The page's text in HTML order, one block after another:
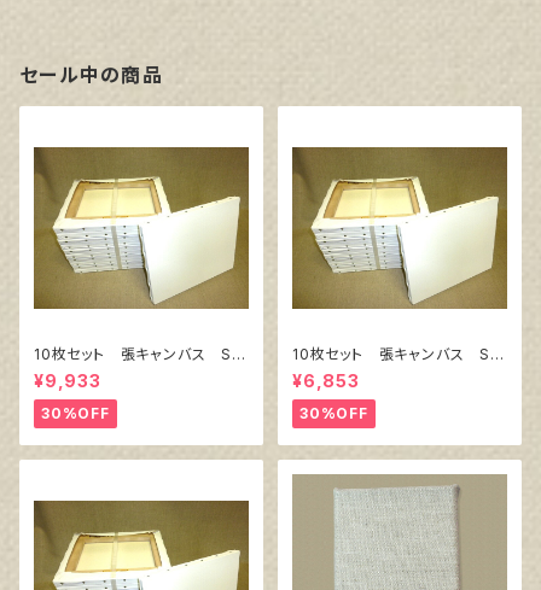
セール中の商品
10枚セット 張キャンバス Sn
owWhite SPC（綿・ポリエステ
ル）F8 455㎜×380㎜
¥9,933
30%OFF
10枚セット 張キャンバス Sn
owWhite SPC（綿・ポリエステ
ル）F4 333㎜×242㎜
¥6,853
30%OFF